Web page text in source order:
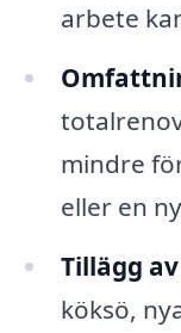
arbete
mindre
eller en
Tillägg
köksö,